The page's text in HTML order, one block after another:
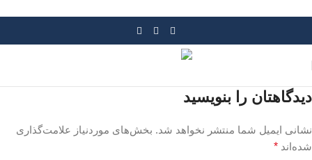
دیدگاهتان را بنویسید
نشانی ایمیل شما منتشر نخواهد شد. بخش‌های موردنیاز علامت‌گذاری
شده‌اند *